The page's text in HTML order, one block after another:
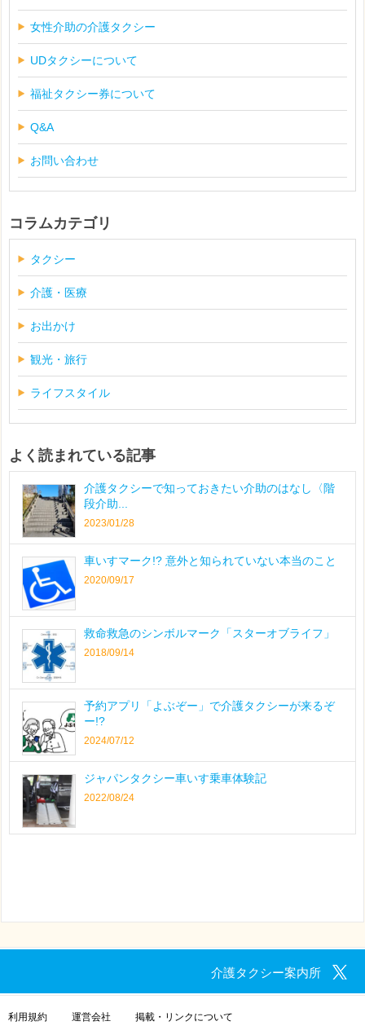
女性介助の介護タクシー
UDタクシーについて
福祉タクシー券について
Q&A
お問い合わせ
コラムカテゴリ
タクシー
介護・医療
お出かけ
観光・旅行
ライフスタイル
よく読まれている記事
介護タクシーで知っておきたい介助のはなし〈階
段介助...
2023/01/28
車いすマーク!? 意外と知られていない本当のこと
2020/09/17
救命救急のシンボルマーク「スターオブライフ」
2018/09/14
予約アプリ「よぶぞー」で介護タクシーが来るぞ
ー!?
2024/07/12
ジャパンタクシー車いす乗車体験記
2022/08/24
介護タクシー案内所
利用規約 運営会社 掲載・リンクについて